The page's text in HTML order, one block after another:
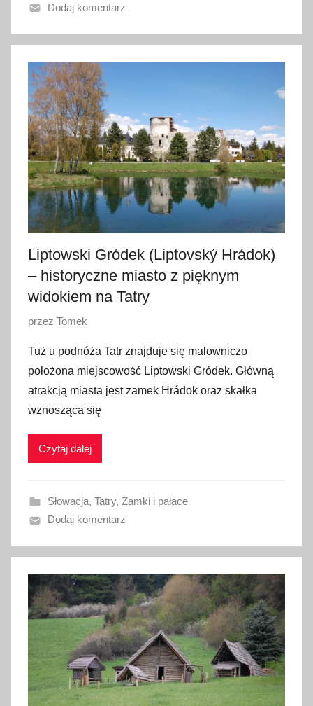
o
6
s
t
y
c
z
n
i
a
2
0
Dodaj komentarz
Liptowski Gródek (Liptovský Hrádok)
– historyczne miasto z pięknym
widokiem na Tatry
O
u
b
l
i
w
n
o
0
s
y
z
n
i
przez Tomek
Tuż u podnóża Tatr znajduje się malowniczo
położona miejscowość Liptowski Gródek. Główną
atrakcją miasta jest zamek Hrádok oraz skałka
wznosząca się
Czytaj dalej
Słowacja, Tatry, Zamki i pałace
Dodaj komentarz